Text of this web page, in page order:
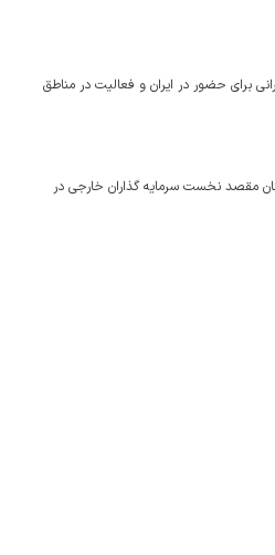
برای حضور در ایران و فعالیت در مناطق
مقصد نخست سرمایه گذاران خارجی در